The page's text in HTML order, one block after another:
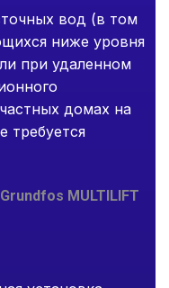
вод (в том
ниже уровня
при удаленном
домах на
требуется
MULTILIFT